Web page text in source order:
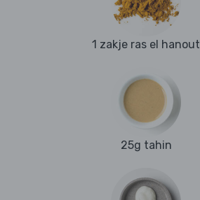
1 zakje ras el hanout
25g tahin